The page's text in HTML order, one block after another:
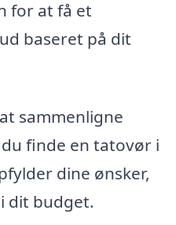
for at få et
baseret på dit
sammenligne
finde en tatovør i
dine ønsker,
dit budget.